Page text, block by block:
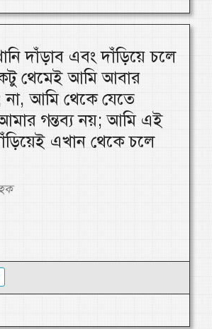
দাঁড়াব এবং দাঁড়িয়ে চলে
থেমেই আমি আবার
না, আমি থেকে যেতে
গন্তব্য নয়; আমি এই
এখান থেকে চলে